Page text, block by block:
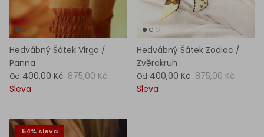
Hedvábný Šátek Virgo /
Panna
Od 400,00 Kč 875,00 Kč
Sleva
Hedvábný Šátek Zodiac /
Zvěrokruh
Od 400,00 Kč 875,00 Kč
Sleva
54% sleva